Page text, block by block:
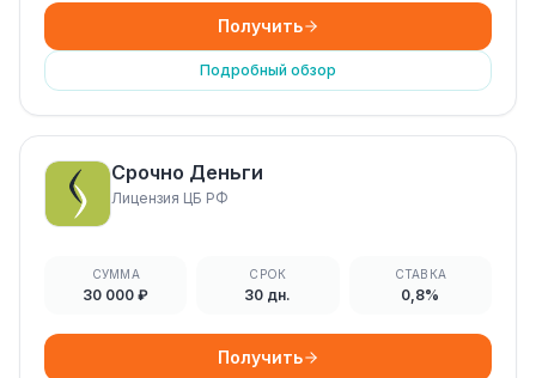
Получить
Подробный обзор
Срочно Деньги
Лицензия ЦБ РФ
СУММА
30 000 ₽
СРОК
30 дн.
СТАВКА
0,8%
Получить